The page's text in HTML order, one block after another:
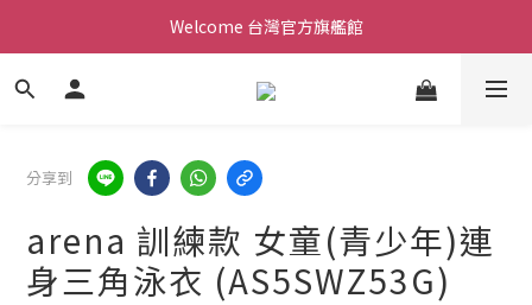
Welcome 台灣官方旗艦館
Welcome 台灣官方旗艦館
新會員加入現領折價200元。立即抵用。
分享到
arena 訓練款 女童(青少年)連
身三角泳衣 (AS5SWZ53G)